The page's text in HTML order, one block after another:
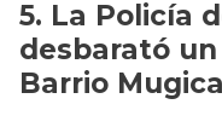
La Policía
desbarató
Barrio